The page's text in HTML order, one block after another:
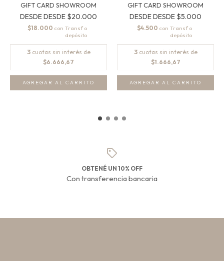
GIFT CARD SHOWROOM
DESDEDESDE $20.000
$18.000 con
3 cuotas sin interés de
$6.666,67
GIFT CARD SHOWROOM
DESDEDESDE $5.000
$4.500 con
3 cuotas sin interés de
$1.666,67
OBTENÉ UN 10% OFF
Con transferencia bancaria